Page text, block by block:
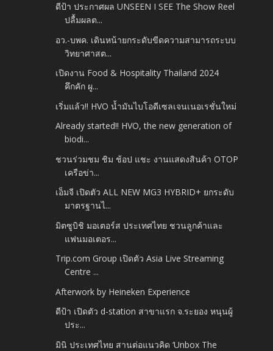
ดีป้า ประกาศผล UNSEEN I SEE The Show Reel
ปลื้มผลต...
อว.-บพค. เดินหน้ายกระดับขีดความสามารถระบบ
วิทยาศาสต...
เปิดงาน Food & Hospitality Thailand 2024
คึกคัก ผู...
เริ่มแล้ว!! HVO น้ำมันไบโอดีเซลเจนเนอเรชั่นใหม่
Already started!! HVO, the new generation of
biodi...
ชวนร่วมชม ชิม ช้อป แชะ งานแสดงสินค้า OTOP
เครือข่า...
เอ็มจี เปิดตัว ALL NEW MG3 HYBRID+ ยกระดับ
มาตรฐานไ...
มิตซูบิชิ มอเตอร์ส ประเทศไทย ชวนลูกค้าและ
แฟนมอเตอร...
Trip.com Group เปิดตัว Asia Live Streaming
Centre ...
Afterwork by Heineken Experience
ดีป้า เปิดตัว d-station สาขาแรก จ.ระยอง หนุนผู้
ประ...
มินิ ประเทศไทย สานต่อแนวคิด ‘Unbox The